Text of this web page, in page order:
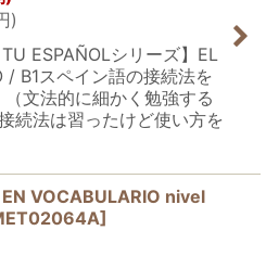
)
TU ESPAÑOLシリーズ】EL
/ B1スペイン語の接続法を
文法的に細かく勉強する
続法は習ったけど使い方を
VOCABULARIO nivel
]